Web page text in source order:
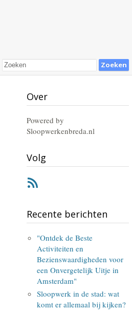
Over
Powered by
Sloopwerkenbreda.nl
Volg
Recente berichten
"Ontdek de Beste
Activiteiten en
Bezienswaardigheden voor
een Onvergetelijk Uitje in
Amsterdam"
Sloopwerk in de stad: wat
komt er allemaal bij kijken?